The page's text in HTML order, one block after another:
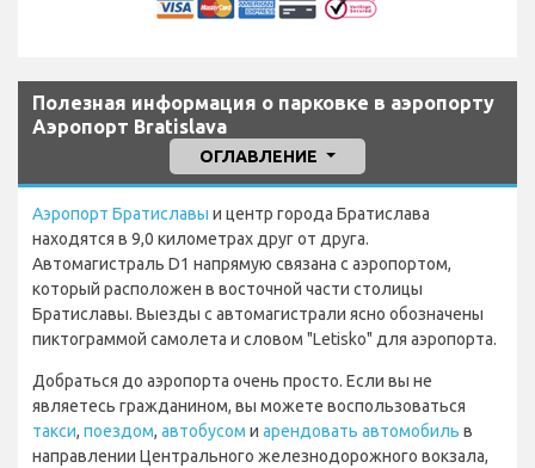
Полезная информация о парковке в аэропорту
Аэропорт Bratislava
ОГЛАВЛЕНИЕ
Аэропорт Братиславы и центр города Братислава
находятся в 9,0 километрах друг от друга.
Автомагистраль D1 напрямую связана с аэропортом,
который расположен в восточной части столицы
Братиславы. Выезды с автомагистрали ясно обозначены
пиктограммой самолета и словом "Letisko" для аэропорта.
Добраться до аэропорта очень просто. Если вы не
являетесь гражданином, вы можете воспользоваться
такси, поездом, автобусом и арендовать автомобиль в
направлении Центрального железнодорожного вокзала,